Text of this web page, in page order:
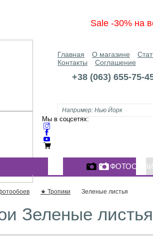
Sale -30% на
Главная О магазине
Контакты
Соглашение
+38 (063) 655-75-
Мы в соцсетях:
★ Тропики Зеленые листья
Зеленые